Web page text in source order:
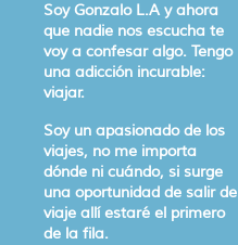
Soy Gonzalo L.A y ahora
que nadie nos escucha te
voy a confesar algo. Tengo
una adicción incurable:
viajar.
Soy un apasionado de los
viajes, no me importa
dónde ni cuándo, si surge
una oportunidad de salir de
viaje allí estaré el primero
de la fila.